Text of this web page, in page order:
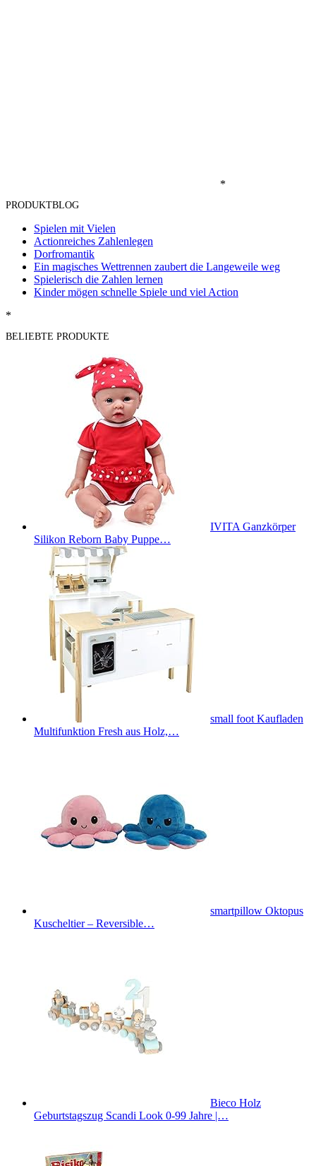
*
PRODUKTBLOG
Spielen mit Vielen
Actionreiches Zahlenlegen
Dorfromantik
Ein magisches Wettrennen zaubert die Langeweile weg
Spielerisch die Zahlen lernen
Kinder mögen schnelle Spiele und viel Action
*
BELIEBTE PRODUKTE
IVITA Ganzkörper
Silikon Reborn Baby Puppe…
small foot Kaufladen
Multifunktion Fresh aus Holz,…
smartpillow Oktopus
Kuscheltier – Reversible…
Bieco Holz
Geburtstagszug Scandi Look 0-99 Jahre |…